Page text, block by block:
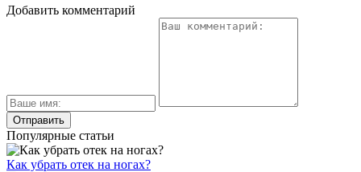
Добавить комментарий
Популярные статьи
Как убрать отек на ногах?